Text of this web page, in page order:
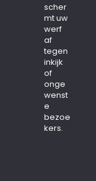
scher
mt uw
werf
af
tegen
inkijk
of
onge
wenst
e
bezoe
kers.